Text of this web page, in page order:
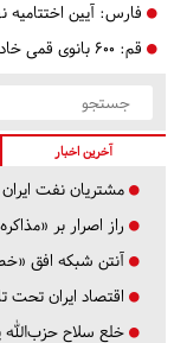
فارس: آیین
قم:
آخرین اخبار
مشتریان نفت ایران در ۷ سال گذشته
راز اصرار بر
آنتن شبکه افق
اقتصاد ایران تحت
خلع سلاح حزب‌الله